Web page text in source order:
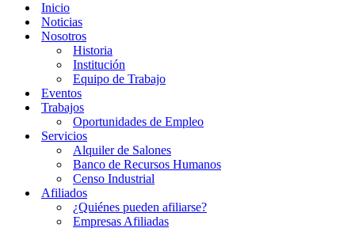
Inicio
Noticias
Nosotros
Historia
Institución
Equipo de Trabajo
Eventos
Trabajos
Oportunidades de Empleo
Servicios
Alquiler de Salones
Banco de Recursos Humanos
Censo Industrial
Afiliados
¿Quiénes pueden afiliarse?
Empresas Afiliadas